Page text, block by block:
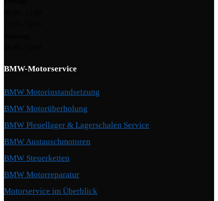
BMW-Motorservice
BMW Motorinstandsetzung
BMW Motorüberholung
BMW Pleuellager & Lagerschalen Service
BMW Austauschmotoren
BMW Steuerketten
BMW Motorreparatur
Motorservice im Überblick